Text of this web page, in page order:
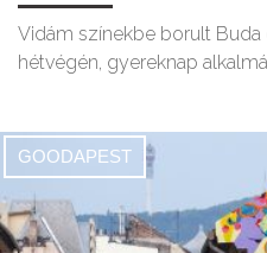
Vidám színekbe borult
hétvégén, gyereknap
GOODAPEST